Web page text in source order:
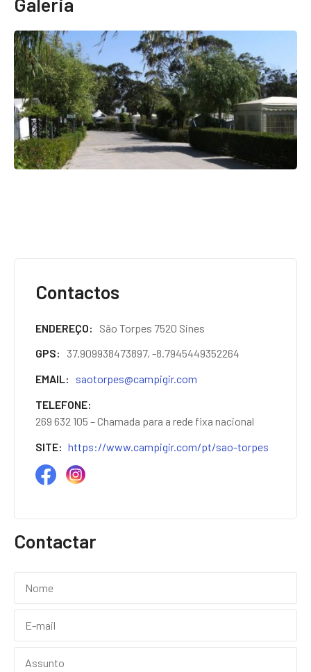
Contactos
ENDEREÇO
São Torpes 7520 Sines
GPS
37.909938473897, -8.7945449352264
EMAIL
saotorpes@campigir.com
TELEFONE
269 632 105 – Chamada para a rede fixa nacional
SITE
https://www.campigir.com/pt/sao-torpes
Contactar